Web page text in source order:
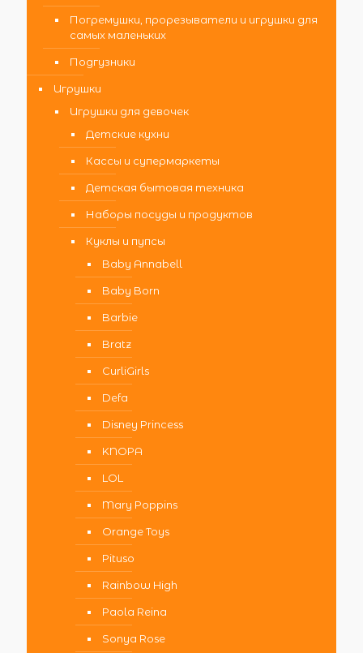
Погремушки, прорезыватели и игрушки для
самых маленьких
Подгузники
Игрушки
Игрушки для девочек
Детские кухни
Кассы и супермаркеты
Детская бытовая техника
Наборы посуды и продуктов
Куклы и пупсы
Baby Annabell
Baby Born
Barbie
Bratz
CurliGirls
Defa
Disney Princess
KNOPA
LOL
Mary Poppins
Orange Toys
Pituso
Rainbow High
Paola Reina
Sonya Rose